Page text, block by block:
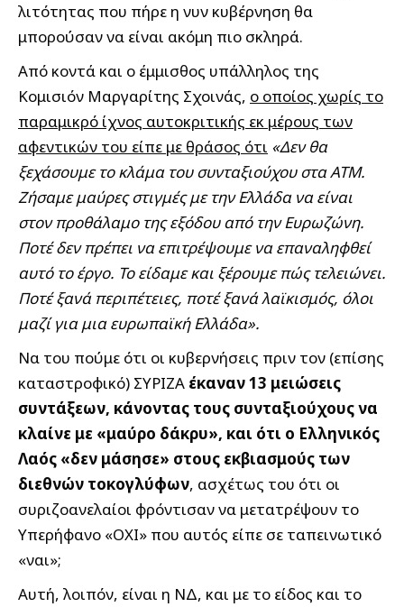
λιτότητας που πήρε η νυν κυβέρνηση θα
μπορούσαν να είναι ακόμη πιο σκληρά.
Από κοντά και ο έμμισθος υπάλληλος της
Κομισιόν Μαργαρίτης Σχοινάς, ο οποίος χωρίς το
παραμικρό ίχνος αυτοκριτικής εκ μέρους των
αφεντικών του είπε με θράσος ότι «Δεν θα
ξεχάσουμε το κλάμα του συνταξιούχου στα ΑΤΜ.
Ζήσαμε μαύρες στιγμές με την Ελλάδα να είναι
στον προθάλαμο της εξόδου από την Ευρωζώνη.
Ποτέ δεν πρέπει να επιτρέψουμε να επαναληφθεί
αυτό το έργο. Το είδαμε και ξέρουμε πώς τελειώνει.
Ποτέ ξανά περιπέτειες, ποτέ ξανά λαϊκισμός, όλοι
μαζί για μια ευρωπαϊκή Ελλάδα».
Να του πούμε ότι οι κυβερνήσεις πριν τον (επίσης
καταστροφικό) ΣΥΡΙΖΑ έκαναν 13 μειώσεις
συντάξεων, κάνοντας τους συνταξιούχους να
κλαίνε με «μαύρο δάκρυ», και ότι ο Ελληνικός
Λαός «δεν μάσησε» στους εκβιασμούς των
διεθνών τοκογλύφων, ασχέτως του ότι οι
συριζοανελαίοι φρόντισαν να μετατρέψουν το
Υπερήφανο «ΟΧΙ» που αυτός είπε σε ταπεινωτικό
«ναι»;
Αυτή, λοιπόν, είναι η ΝΔ, και με το είδος και το